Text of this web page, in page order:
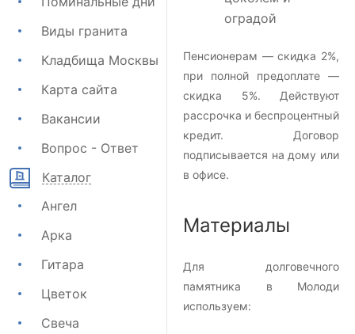
Виды гранита
Кладбища Москвы
Карта сайта
Вакансии
Вопрос - Ответ
Каталог
Ангел
Арка
Гитара
Цветок
Свеча
оградой
Пенсионерам — скидка 2%,
при полной предоплате —
скидка 5%. Действуют
рассрочка и беспроцентный
кредит. Договор
подписывается на дому или
в офисе.
Материалы
Для долговечного
памятника в Молоди
используем: